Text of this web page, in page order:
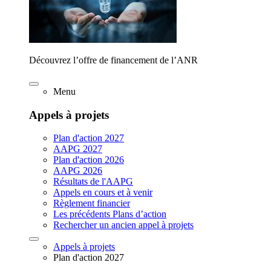
Découvrez l’offre de financement de l’ANR
Menu
Appels à projets
Plan d'action 2027
AAPG 2027
Plan d'action 2026
AAPG 2026
Résultats de l'AAPG
Appels en cours et à venir
Règlement financier
Les précédents Plans d’action
Rechercher un ancien appel à projets
Appels à projets
Plan d'action 2027